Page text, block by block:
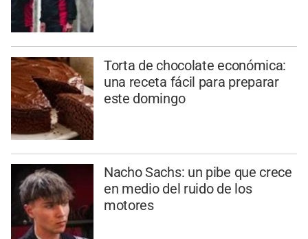
Torta de chocolate económica:
una receta fácil para preparar
este domingo
Nacho Sachs: un pibe que crece
en medio del ruido de los
motores